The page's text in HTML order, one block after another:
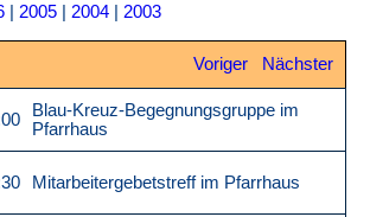
2005 2004 2003
Voriger Nächster
Blau-Kreuz-Begegnungsgruppe im
Pfarrhaus
Mitarbeitergebetstreff im Pfarrhaus